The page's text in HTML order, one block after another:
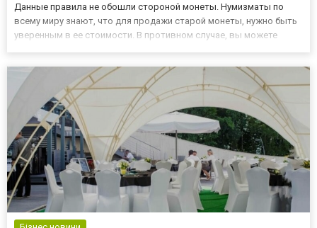
Данные правила не обошли стороной монеты. Нумизматы по
всему миру знают, что для продажи старой монеты, нужно быть
уверенным в ее стоимости. В противном случае, вы можете